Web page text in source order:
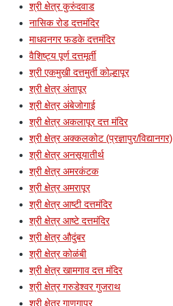
श्री क्षेत्र कुरुंदवाड
नासिक रोड दत्तमंदिर
माधवनगर फडके दत्तमंदिर
वैशिष्ट्य पूर्ण दत्तमूर्ती
श्री एकमुखी दत्तमुर्ती कोल्हापूर
श्री क्षेत्र अंतापूर
श्री क्षेत्र अंबेजोगाई
श्री क्षेत्र अकलापूर दत्त मंदिर
श्री क्षेत्र अक्कलकोट (प्रज्ञापुर/विद्यानगर)
श्री क्षेत्र अनसूयातीर्थ
श्री क्षेत्र अमरकंटक
श्री क्षेत्र अमरापूर
श्री क्षेत्र आष्टी दत्तमंदिर
श्री क्षेत्र आष्टे दत्तमंदिर
श्री क्षेत्र औदुंबर
श्री क्षेत्र कोळंबी
श्री क्षेत्र खामगाव दत्त मंदिर
श्री क्षेत्र गरुडेश्वर गुजराथ
श्री क्षेत्र गाणगापूर